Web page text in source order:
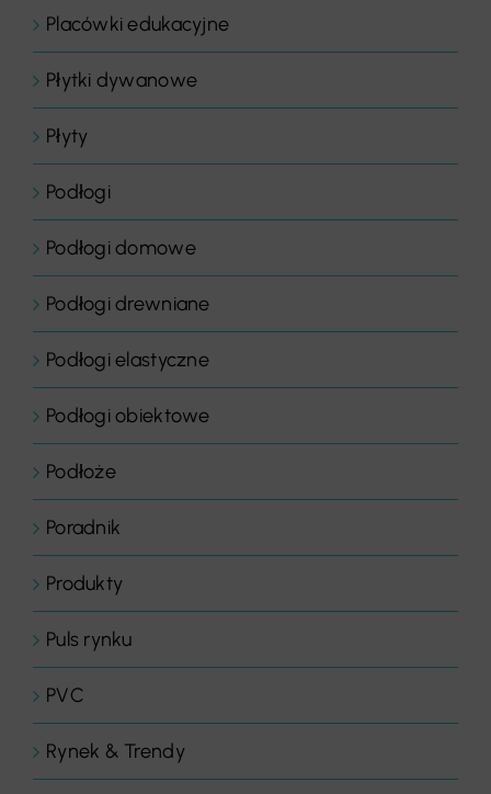
Placówki edukacyjne
Płytki dywanowe
Płyty
Podłogi
Podłogi domowe
Podłogi drewniane
Podłogi elastyczne
Podłogi obiektowe
Podłoże
Poradnik
Produkty
Puls rynku
PVC
Rynek & Trendy